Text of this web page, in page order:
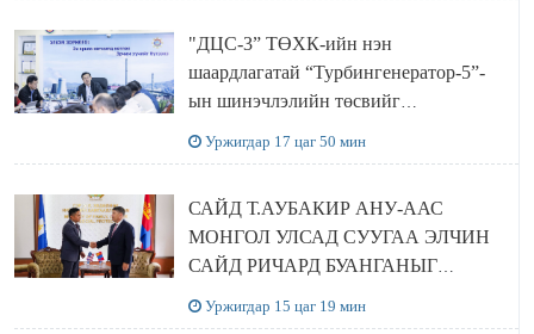
"ДЦС-3” ТӨХК-ийн нэн
шаардлагатай “Турбингенератор-5”-
ын шинэчлэлийн төсвийг
Уржигдар 17 цаг 50 мин
САЙД Т.АУБАКИР АНУ-ААС
МОНГОЛ УЛСАД СУУГАА ЭЛЧИН
САЙД РИЧАРД БУАНГАНЫГ
Уржигдар 15 цаг 19 мин